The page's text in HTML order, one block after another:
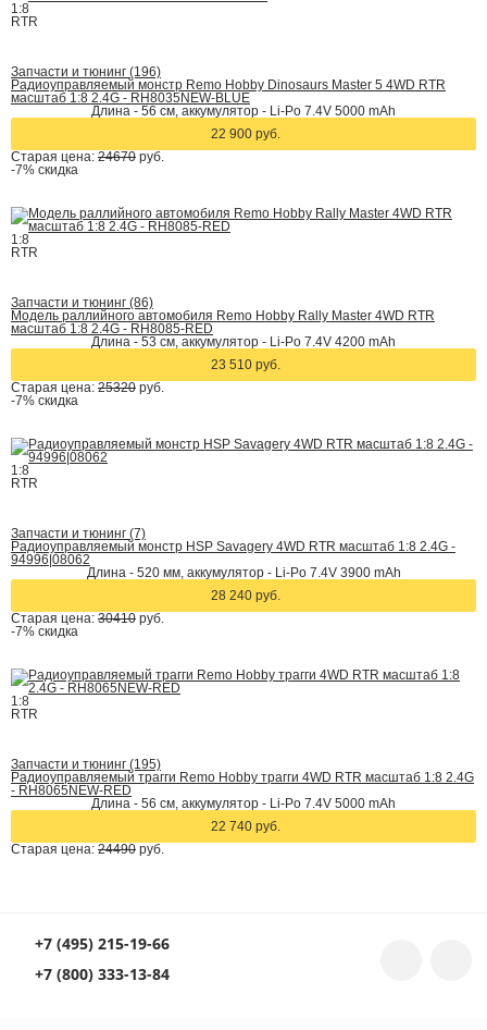
1:8
RTR
Запчасти и тюнинг (196)
Радиоуправляемый монстр Remo Hobby Dinosaurs Master 5 4WD RTR
масштаб 1:8 2.4G - RH8035NEW-BLUE
Длина - 56 см, аккумулятор - Li-Po 7.4V 5000 mAh
22 900 руб.
Старая цена: 24670 руб.
-7% скидка
1:8
RTR
Запчасти и тюнинг (86)
Модель раллийного автомобиля Remo Hobby Rally Master 4WD RTR
масштаб 1:8 2.4G - RH8085-RED
Длина - 53 см, аккумулятор - Li-Po 7.4V 4200 mAh
23 510 руб.
Старая цена: 25320 руб.
-7% скидка
1:8
RTR
Запчасти и тюнинг (7)
Радиоуправляемый монстр HSP Savagery 4WD RTR масштаб 1:8 2.4G -
94996|08062
Длина - 520 мм, аккумулятор - Li-Po 7.4V 3900 mAh
28 240 руб.
Старая цена: 30410 руб.
-7% скидка
1:8
RTR
Запчасти и тюнинг (195)
Радиоуправляемый трагги Remo Hobby трагги 4WD RTR масштаб 1:8 2.4G
- RH8065NEW-RED
Длина - 56 см, аккумулятор - Li-Po 7.4V 5000 mAh
22 740 руб.
Старая цена: 24490 руб.
+7 (495) 215-19-66
+7 (800) 333-13-84